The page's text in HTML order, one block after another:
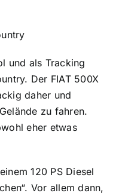
und als Tracking
Der FIAT 500X
daher und
zu fahren.
eher etwas
120 PS Diesel
Vor allem dann,